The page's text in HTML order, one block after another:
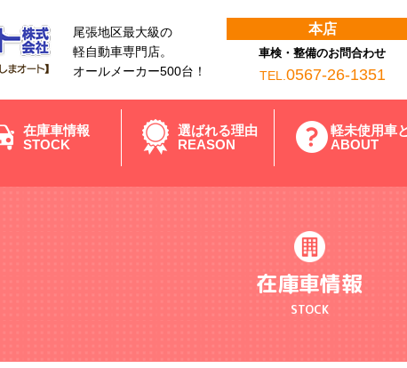
尾張地区最大級の
軽自動車専門店。
オールメーカー500台！
本店
車検・整備のお問合わせ
TEL. 0567-26-1351
在庫車情報
STOCK
選ばれる理由
REASON
軽未使用車
ABOUT
在庫車情報
STOCK